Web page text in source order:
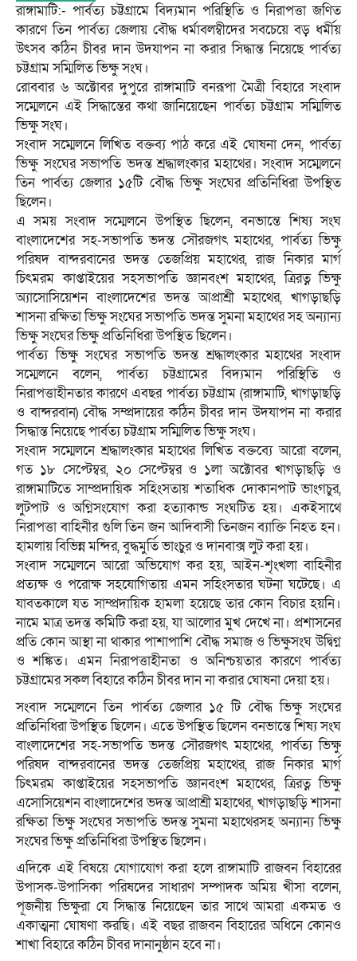
রাঙ্গামাটি:- পার্বত্য চট্টগ্রামে বিদ্যমান পরিস্থিতি ও নিরাপত্তা জণিত
কারণে তিন পার্বত্য জেলায় বৌদ্ধ ধর্মাবলম্বীদের সবচেয়ে বড় ধর্মীয়
উৎসব কঠিন চীবর দান উদযাপন না করার সিদ্ধান্ত নিয়েছে পার্বত্য
চট্টগ্রাম সম্মিলিত ভিক্ষু সংঘ।
রোববার ৬ অক্টোবর দুপুরে রাঙ্গামাটি বনরূপা মৈত্রী বিহারে সংবাদ
সম্মেলনে এই সিদ্ধান্তের কথা জানিয়েছেন পার্বত্য চট্টগ্রাম সম্মিলিত
ভিক্ষু সংঘ।
সংবাদ সম্মেলনে লিখিত বক্তব্য পাঠ করে এই ঘোষনা দেন, পার্বত্য
ভিক্ষু সংঘের সভাপতি ভদন্ত শ্রদ্ধালংকার মহাথের। সংবাদ সম্মেলনে
তিন পার্বত্য জেলার ১৫টি বৌদ্ধ ভিক্ষু সংঘের প্রতিনিধিরা উপস্থিত
ছিলেন।
এ সময় সংবাদ সম্মেলনে উপস্থিত ছিলেন, বনভান্তে শিষ্য সংঘ
বাংলাদেশের সহ-সভাপতি ভদন্ত সৌরজগৎ মহাথের, পার্বত্য ভিক্ষু
পরিষদ বান্দরবানের ভদন্ত তেজপ্রিয় মহাথের, রাজ নিকার মার্গ
চিৎমরম কাপ্তাইয়ের সহসভাপতি জ্ঞানবংশ মহাথের, ত্রিরত্ন ভিক্ষু
অ্যাসোসিয়েশন বাংলাদেশের ভদন্ত আপ্রাশ্রী মহাথের, খাগড়াছড়ি
শাসনা রক্ষিতা ভিক্ষু সংঘের সভাপতি ভদন্ত সুমনা মহাথের সহ অন্যান্য
ভিক্ষু সংঘের ভিক্ষু প্রতিনিধিরা উপস্থিত ছিলেন।
পার্বত্য ভিক্ষু সংঘের সভাপতি ভদন্ত শ্রদ্ধালংকার মহাথের সংবাদ
সম্মেলনে বলেন, পার্বত্য চট্টগ্রামের বিদ্যমান পরিস্থিতি ও
নিরাপত্তাহীনতার কারণে এবছর পার্বত্য চট্টগ্রাম (রাঙ্গামাটি, খাগড়াছড়ি
ও বান্দরবান) বৌদ্ধ সম্প্রদায়ের কঠিন চীবর দান উদযাপন না করার
সিদ্ধান্ত নিয়েছে পার্বত্য চট্টগ্রাম সম্মিলিত ভিক্ষু সংঘ।
সংবাদ সম্মেলনে শ্রদ্ধালংকার মহাথের লিখিত বক্তব্যে আরো বলেন,
গত ১৮ সেপ্টেম্বর, ২০ সেপ্টেম্বর ও ১লা অক্টোবর খাগড়াছড়ি ও
রাঙ্গামাটিতে সাম্প্রদায়িক সহিংসতায় শতাধিক দোকানপাট ভাংগচুর,
লুটপাট ও অগ্নিসংযোগ করা হত্যাকান্ড সংঘটিত হয়। একইসাথে
নিরাপত্তা বাহিনীর গুলি তিন জন আদিবাসী তিনজন ব্যাক্তি নিহত হন।
হামলায় বিভিন্ন মন্দির, বুদ্ধমুর্তি ভাংচুর ও দানবাক্স লুট করা হয়।
সংবাদ সম্মেলনে আরো অভিযোগ কর হয়, আইন-শৃংখলা বাহিনীর
প্রত্যক্ষ ও পরোক্ষ সহযোগিতায় এমন সহিংসতার ঘটনা ঘটেছে। এ
যাবতকালে যত সাম্প্রদায়িক হামলা হয়েছে তার কোন বিচার হয়নি।
নামে মাত্র তদন্ত কমিটি করা হয়, যা আলোর মুখ দেখে না। প্রশাসনের
প্রতি কোন আস্থা না থাকার পাশাপাশি বৌদ্ধ সমাজ ও ভিক্ষুসংঘ উদ্বিগ্ন
ও শঙ্কিত। এমন নিরাপত্তাহীনতা ও অনিশ্চয়তার কারণে পার্বত্য
চট্টগ্রামের সকল বিহারে কঠিন চীবর দান না করার ঘোষনা দেয়া হয়।
সংবাদ সম্মেলনে তিন পার্বত্য জেলার ১৫ টি বৌদ্ধ ভিক্ষু সংঘের
প্রতিনিধিরা উপস্থিত ছিলেন। এতে উপস্থিত ছিলেন বনভান্তে শিষ্য সংঘ
বাংলাদেশের সহ-সভাপতি ভদন্ত সৌরজগৎ মহাথের, পার্বত্য ভিক্ষু
পরিষদ বান্দরবানের ভদন্ত তেজপ্রিয় মহাথের, রাজ নিকার মার্গ
চিৎমরম কাপ্তাইয়ের সহসভাপতি জ্ঞানবংশ মহাথের, ত্রিরত্ন ভিক্ষু
এসোসিয়েশন বাংলাদেশের ভদন্ত আপ্রাশ্রী মহাথের, খাগড়াছড়ি শাসনা
রক্ষিতা ভিক্ষু সংঘের সভাপতি ভদন্ত সুমনা মহাথেরসহ অন্যান্য ভিক্ষু
সংঘের ভিক্ষু প্রতিনিধিরা উপস্থিত ছিলেন।
এদিকে এই বিষয়ে যোগাযোগ করা হলে রাঙ্গামাটি রাজবন বিহারের
উপাসক-উপাসিকা পরিষদের সাধারণ সম্পাদক অমিয় খীসা বলেন,
পূজনীয় ভিক্ষুরা যে সিদ্ধান্ত নিয়েছেন তার সাথে আমরা একমত ও
একাত্মনা ঘোষণা করছি। এই বছর রাজবন বিহারের অধিনে কোনও
শাখা বিহারে কঠিন চীবর দানানুষ্ঠান হবে না।